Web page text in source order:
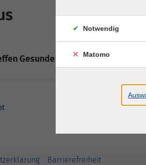
Gesunde Hochschulen NRW
Barrierefreiheit
Notwendig
Matomo